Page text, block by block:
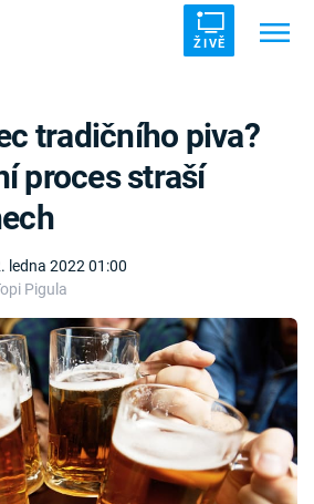
ŽIVĚ
DÁVNOVĚKU
ledna 2022 01:00
Pigula
tradičního piva?
proces straší